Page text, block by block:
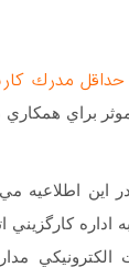
حداقل مدرك
براي
اطلاعيه